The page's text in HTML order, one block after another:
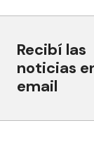
Recibí las
noticias
email